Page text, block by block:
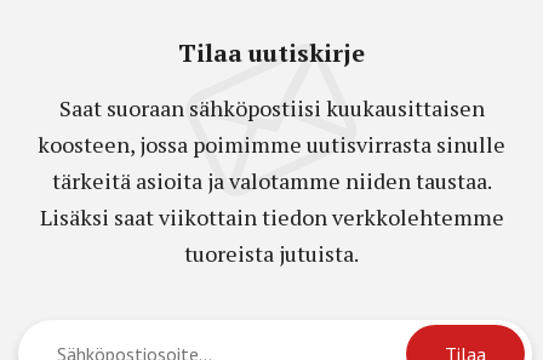
Tilaa uutiskirje
Saat suoraan sähköpostiisi kuukausittaisen
koosteen, jossa poimimme uutisvirrasta sinulle
tärkeitä asioita ja valotamme niiden taustaa.
Lisäksi saat viikottain tiedon verkkolehtemme
tuoreista jutuista.